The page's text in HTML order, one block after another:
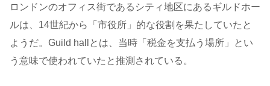
ロンドンのオフィス街であるシティ地区にあるギルドホー
ルは、14世紀から「市役所」的な役割を果たしていたと
ようだ。Guild hallとは、当時「税金を支払う場所」とい
う意味で使われていたと推測されている。